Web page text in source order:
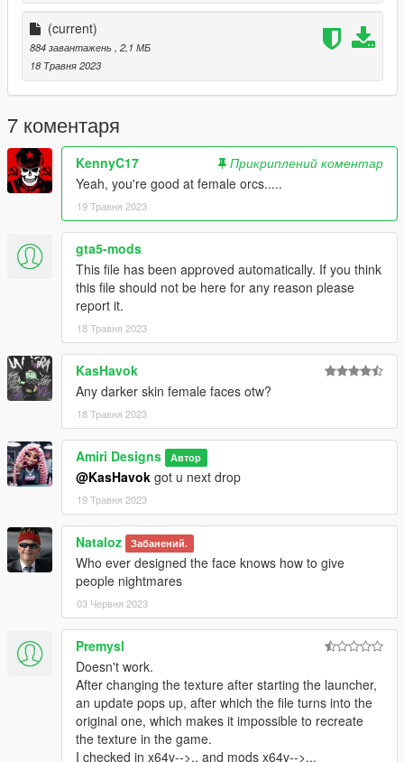
(current)
884 завантажень , 2,1 МБ
18 Травня 2023
7 коментаря
KennyC17
Прикриплений коментар
Yeah, you're good at female orcs.....
19 Травня 2023
gta5-mods
This file has been approved automatically. If you think
this file should not be here for any reason please
report it.
18 Травня 2023
KasHavok
Any darker skin female faces otw?
18 Травня 2023
Amiri Designs Автор
@KasHavok got u next drop
19 Травня 2023
Nataloz Забанений.
Who ever designed the face knows how to give
people nightmares
03 Червня 2023
Premysl
Doesn't work.
After changing the texture after starting the launcher,
an update pops up, after which the file turns into the
original one, which makes it impossible to recreate
the texture in the game.
I checked in x64v-->.. and mods x64v-->...